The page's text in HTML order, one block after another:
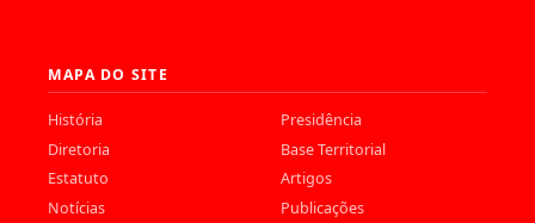
MAPA DO SITE
História
Presidência
Diretoria
Base Territorial
Estatuto
Artigos
Notícias
Publicações